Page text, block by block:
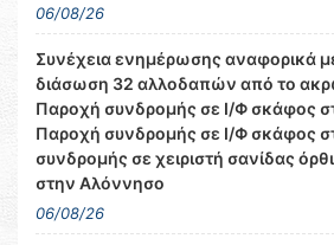
06/08/26
Συνέχεια ενημέρωσης αναφορικά
διάσωση 32 αλλοδαπών από το
Παροχή συνδρομής σε Ι/Φ σκάφος
Παροχή συνδρομής σε Ι/Φ σκάφος
συνδρομής σε χειριστή σανίδας
στην Αλόννησο
06/08/26